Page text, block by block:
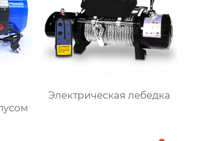
Электрическая лебедка